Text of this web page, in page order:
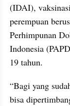
(IDAI),
perempuan
Perhimpunan
Indonesia
19 tahun.
“Bagi yang
bisa